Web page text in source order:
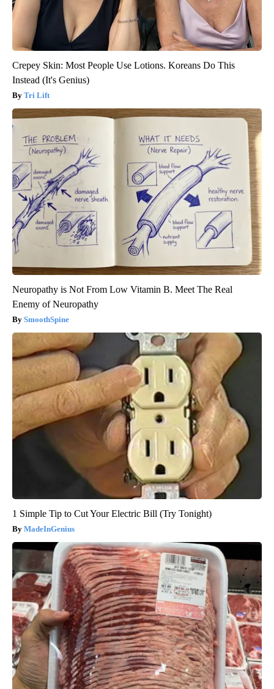
Crepey Skin: Most People Use Lotions. Koreans Do This
Instead (It's Genius)
Tri Lift
Neuropathy is Not From Low Vitamin B. Meet The Real
Enemy of Neuropathy
SmoothSpine
1 Simple Tip to Cut Your Electric Bill (Try Tonight)
MadeInGenius